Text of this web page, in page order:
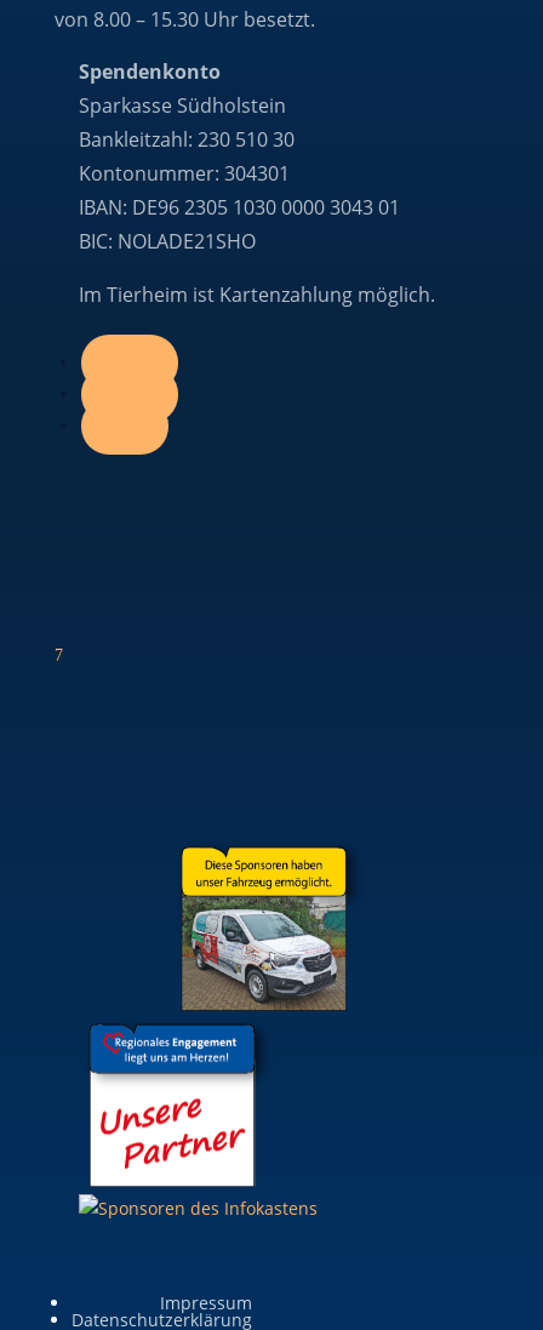
von 8.00 – 15.30 Uhr besetzt.
Spendenkonto
Sparkasse Südholstein
Bankleitzahl: 230 510 30
Kontonummer: 304301
IBAN: DE96 2305 1030 0000 3043 01
BIC: NOLADE21SHO
Im Tierheim ist Kartenzahlung möglich.
7
Impressum
Datenschutzerklärung